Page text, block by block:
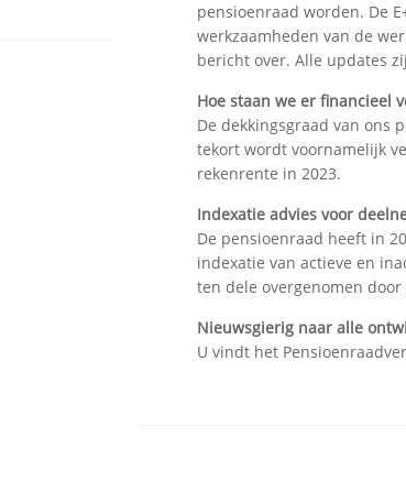
pensioenraad worden. De
werkzaamheden van de
bericht over. Alle updates
Hoe staan we er financieel
De dekkingsgraad van ons
tekort wordt voornamelijk
rekenrente in 2023.
Indexatie advies voor
De pensioenraad heeft in
indexatie van actieve en
ten dele overgenomen door
Nieuwsgierig naar alle
U vindt het